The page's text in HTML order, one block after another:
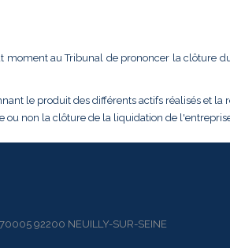
au Tribunal de prononcer la clôture
le produit des différents actifs réalisés et la
ou non la clôture de la liquidation de
92200 NEUILLY-SUR-SEINE